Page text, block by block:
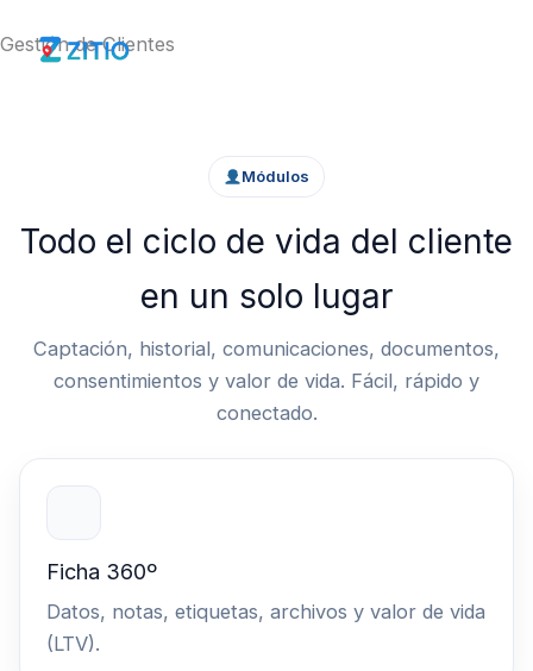
al
Gestión de Clientes
Módulos
Todo el ciclo de vida del cliente
en un solo lugar
Captación, historial, comunicaciones, documentos,
consentimientos y valor de vida. Fácil, rápido y
conectado.
Ficha 360º
Datos, notas, etiquetas, archivos y valor de vida
(LTV).